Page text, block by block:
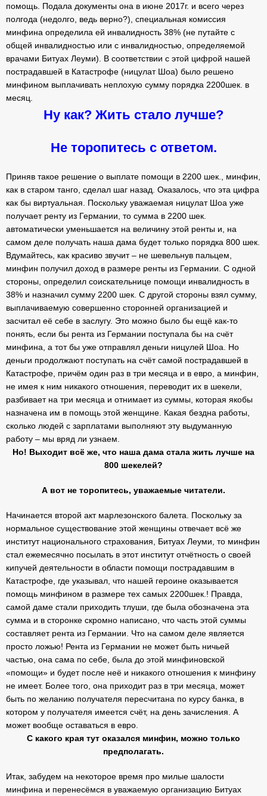
помощь. Подала документы она в июне 2017г. и всего через
полгода (недолго, ведь верно?), специальная комиссия
минфина определила ей инвалидность 38% (не путайте с
общей инвалидностью или с инвалидностью, определяемой
врачами Битуах Леуми). В соответствии с этой цифрой нашей
пострадавшей в Катастрофе (ницулат Шоа) было решено
минфином выплачивать неплохую сумму порядка 2200шек. в
месяц.
Ну как? Жить стало лучше?
Не торопитесь с ответом.
Приняв такое решение о выплате помощи в 2200 шек., минфин,
как в старом танго, сделал шаг назад. Оказалось, что эта цифра
как бы виртуальная. Поскольку уважаемая ницулат Шоа уже
получает ренту из Германии, то сумма в 2200 шек.
автоматически уменьшается на величину этой ренты и, на
самом деле получать наша дама будет только порядка 800 шек.
Вдумайтесь, как красиво звучит – не шевельнув пальцем,
минфин получил доход в размере ренты из Германии. С одной
стороны, определил соискательнице помощи инвалидность в
38% и назначил сумму 2200 шек. С другой стороны взял сумму,
выплачиваемую совершенно сторонней организацией и
засчитал её себе в заслугу. Это можно было бы ещё как-то
понять, если бы рента из Германии поступала бы на счёт
минфина, а тот бы уже отправлял деньги ницулей Шоа. Но
деньги продолжают поступать на счёт самой пострадавшей в
Катастрофе, причём один раз в три месяца и в евро, а минфин,
не имея к ним никакого отношения, переводит их в шекели,
разбивает на три месяца и отнимает из суммы, которая якобы
назначена им в помощь этой женщине. Какая бездна работы,
сколько людей с зарплатами выполняют эту выдуманную
работу – мы вряд ли узнаем.
Но! Выходит всё же, что наша дама стала жить лучше на
800 шекелей?
А вот не торопитесь, уважаемые читатели.
Начинается второй акт марлезонского балета. Поскольку за
нормальное существование этой женщины отвечает всё же
институт национального страхования, Битуах Леуми, то минфин
стал ежемесячно посылать в этот институт отчётность о своей
кипучей деятельности в области помощи пострадавшим в
Катастрофе, где указывал, что нашей героине оказывается
помощь минфином в размере тех самых 2200шек.! Правда,
самой даме стали приходить тлуши, где была обозначена эта
сумма и в сторонке скромно написано, что часть этой суммы
составляет рента из Германии. Что на самом деле является
просто ложью! Рента из Германии не может быть ничьей
частью, она сама по себе, была до этой минфиновской
«помощи» и будет после неё и никакого отношения к минфину
не имеет. Более того, она приходит раз в три месяца, может
быть по желанию получателя пересчитана по курсу банка, в
котором у получателя имеется счёт, на день зачисления. А
может вообще оставаться в евро.
С какого края тут оказался минфин, можно только
предполагать.
Итак, забудем на некоторое время про милые шалости
минфина и перенесёмся в уважаемую организацию Битуах